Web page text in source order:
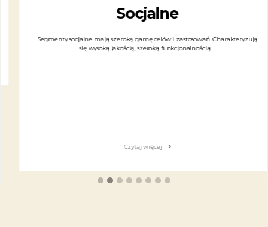
Socjalne
Segmenty socjalne mają szeroką gamę celów i zastosowań. Charakteryzują
się wysoką jakością, szeroką funkcjonalnością ...
Czytaj więcej